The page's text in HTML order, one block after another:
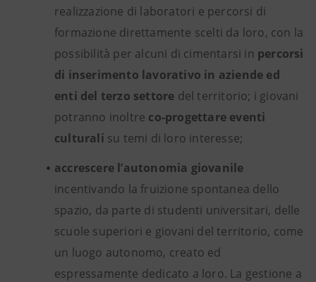
realizzazione di laboratori e percorsi di
formazione direttamente scelti da loro, con la
possibilità per alcuni di cimentarsi in percorsi
di inserimento lavorativo in aziende ed
enti del terzo settore del territorio; i giovani
potranno inoltre co-progettare eventi
culturali su temi di loro interesse;
accrescere l’autonomia giovanile
incentivando la fruizione spontanea dello
spazio, da parte di studenti universitari, delle
scuole superiori e giovani del territorio, come
un luogo autonomo, creato ed
espressamente dedicato a loro. La gestione a